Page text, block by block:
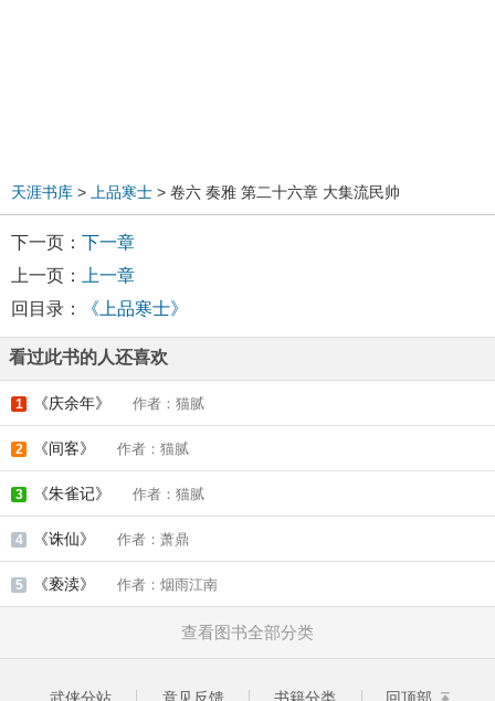
天涯书库 > 上品寒士 > 卷六 奏雅 第二十六章 大集流民帅
下一页： 下一章
上一页：
上一章
回目录：
《上品寒士》
看过此书的人还喜欢
1 《庆余年》 作者：猫腻
2 《间客》 作者：猫腻
3 《朱雀记》 作者：猫腻
4 《诛仙》 作者：萧鼎
5 《亵渎》 作者：烟雨江南
查看图书全部分类